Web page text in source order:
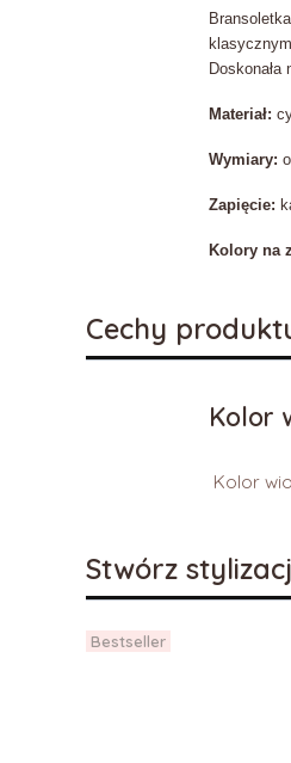
Materiał:
Wymiary:
Zapięcie:
Kolory na
Cechy
Kolor
Kolor
Stwórz
Bestseller